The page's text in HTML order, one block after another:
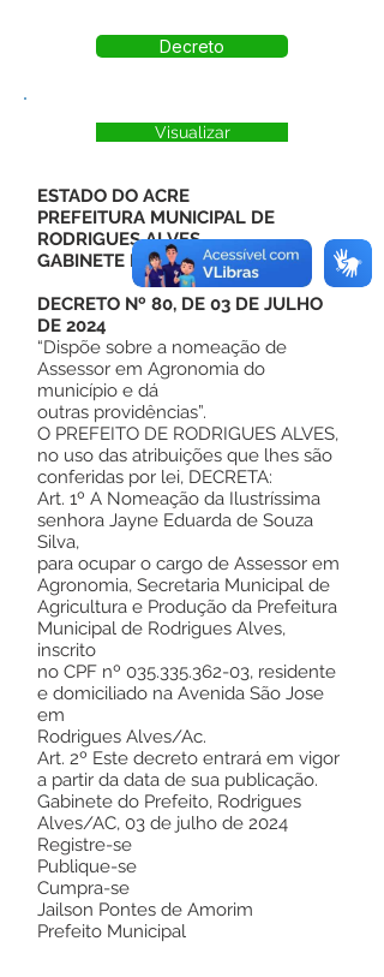
Decreto
Visualizar
ESTADO DO ACRE
PREFEITURA MUNICIPAL DE
RODRIGUES ALVES
GABINETE DO PREFEITO
DECRETO Nº 80, DE 03 DE JULHO
DE 2024
“Dispõe sobre a nomeação de
Assessor em Agronomia do
município e dá
outras providências”.
O PREFEITO DE RODRIGUES ALVES,
no uso das atribuições que lhes são
conferidas por lei, DECRETA:
Art. 1º A Nomeação da Ilustríssima
senhora Jayne Eduarda de Souza
Silva,
para ocupar o cargo de Assessor em
Agronomia, Secretaria Municipal de
Agricultura e Produção da Prefeitura
Municipal de Rodrigues Alves,
inscrito
no CPF nº 035.335.362-03, residente
e domiciliado na Avenida São Jose
em
Rodrigues Alves/Ac.
Art. 2º Este decreto entrará em vigor
a partir da data de sua publicação.
Gabinete do Prefeito, Rodrigues
Alves/AC, 03 de julho de 2024
Registre-se
Publique-se
Cumpra-se
Jailson Pontes de Amorim
Prefeito Municipal